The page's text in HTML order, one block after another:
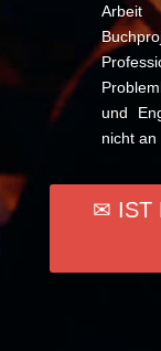
und
nicht an
✉ IST